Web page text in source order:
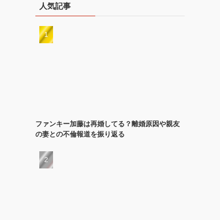
ブ人気記事
ファンキー加藤は再婚してる？離婚原因や親友
の妻との不倫報道を振り返る